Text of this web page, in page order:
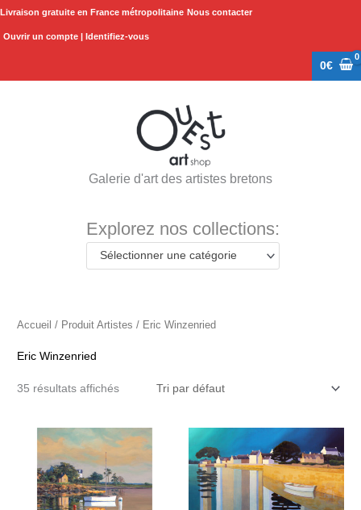
Aller
Livraison gratuite en France métropolitaine Nous contacter
Ouvrir un compte | Identifiez-vous
0€
Galerie d'art des artistes bretons
Explorez nos collections:
Sélectionner une catégorie
Accueil / Produit Artistes / Eric Winzenried
Eric Winzenried
35 résultats affichés